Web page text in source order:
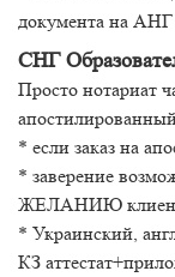
документа на АНГ
СНГ
Просто нотариат
* если заказ на
* заверение
ЖЕЛАНИЮ клиена.
* Украинский,
КЗ